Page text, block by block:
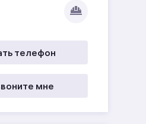
телефон
мне